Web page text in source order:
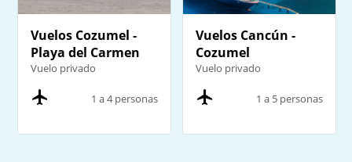
Vuelos Cozumel -
Playa del Carmen
Vuelo privado
1 a 4 personas
Vuelos Cancún -
Cozumel
Vuelo privado
1 a 5 personas